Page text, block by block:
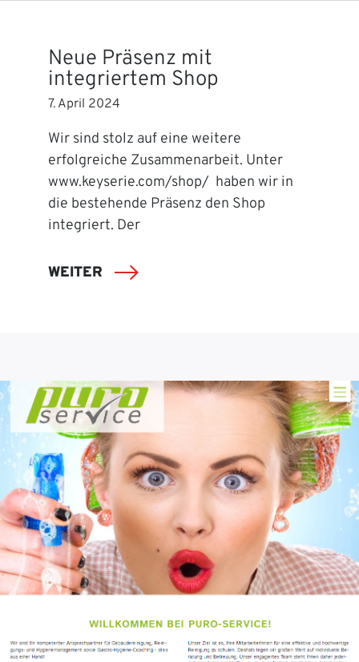
Neue Präsenz mit
integriertem Shop
7. April 2024
Wir sind stolz auf eine weitere
erfolgreiche Zusammenarbeit. Unter
www.keyserie.com/shop/ haben wir in
die bestehende Präsenz den Shop
integriert. Der
WEITER